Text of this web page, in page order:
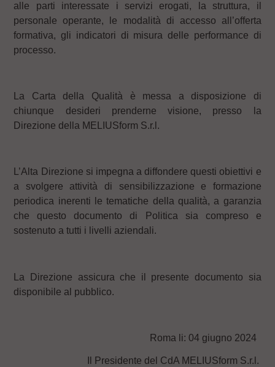
alle parti interessate i servizi erogati, la struttura, il
personale operante, le modalità di accesso all’offerta
formativa, gli indicatori di misura delle performance di
processo.
La Carta della Qualità è messa a disposizione di
chiunque desideri prenderne visione, presso la
Direzione della MELIUSform S.r.l.
L’Alta Direzione si impegna a diffondere questi obiettivi e
a svolgere attività di sensibilizzazione e formazione
periodica inerenti le tematiche della qualità, a garanzia
che questo documento di Politica sia compreso e
sostenuto a tutti i livelli aziendali.
La Direzione assicura che il presente documento sia
disponibile al pubblico.
Roma li: 04 giugno 2024
Il Presidente del CdA MELIUSform S.r.l.